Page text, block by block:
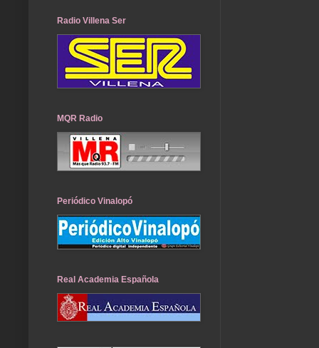
Radio Villena Ser
MQR Radio
Periódico Vinalopó
Real Academia Española